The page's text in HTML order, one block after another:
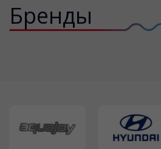
Бренды